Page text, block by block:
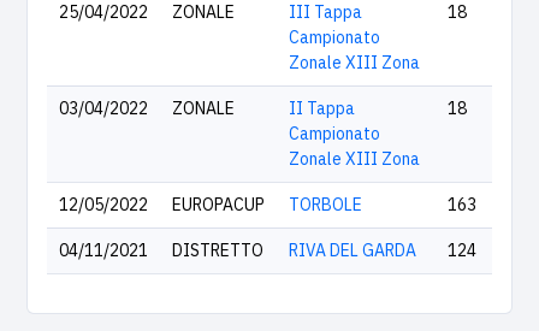
25/04/2022 ZONALE
III Tappa
Campionato
Zonale XIII Zona
18
03/04/2022 ZONALE
II Tappa
Campionato
Zonale XIII Zona
18
12/05/2022 EUROPACUP TORBOLE 163
04/11/2021 DISTRETTO RIVA DEL GARDA 124